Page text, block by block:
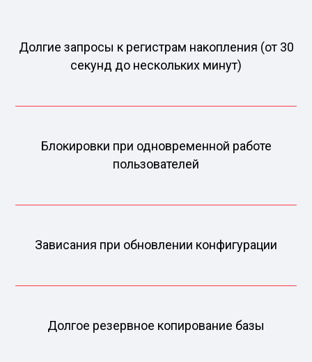
Долгие запросы к регистрам накопления (от 30
секунд до нескольких минут)
Блокировки при одновременной работе
пользователей
Зависания при обновлении конфигурации
Долгое резервное копирование базы